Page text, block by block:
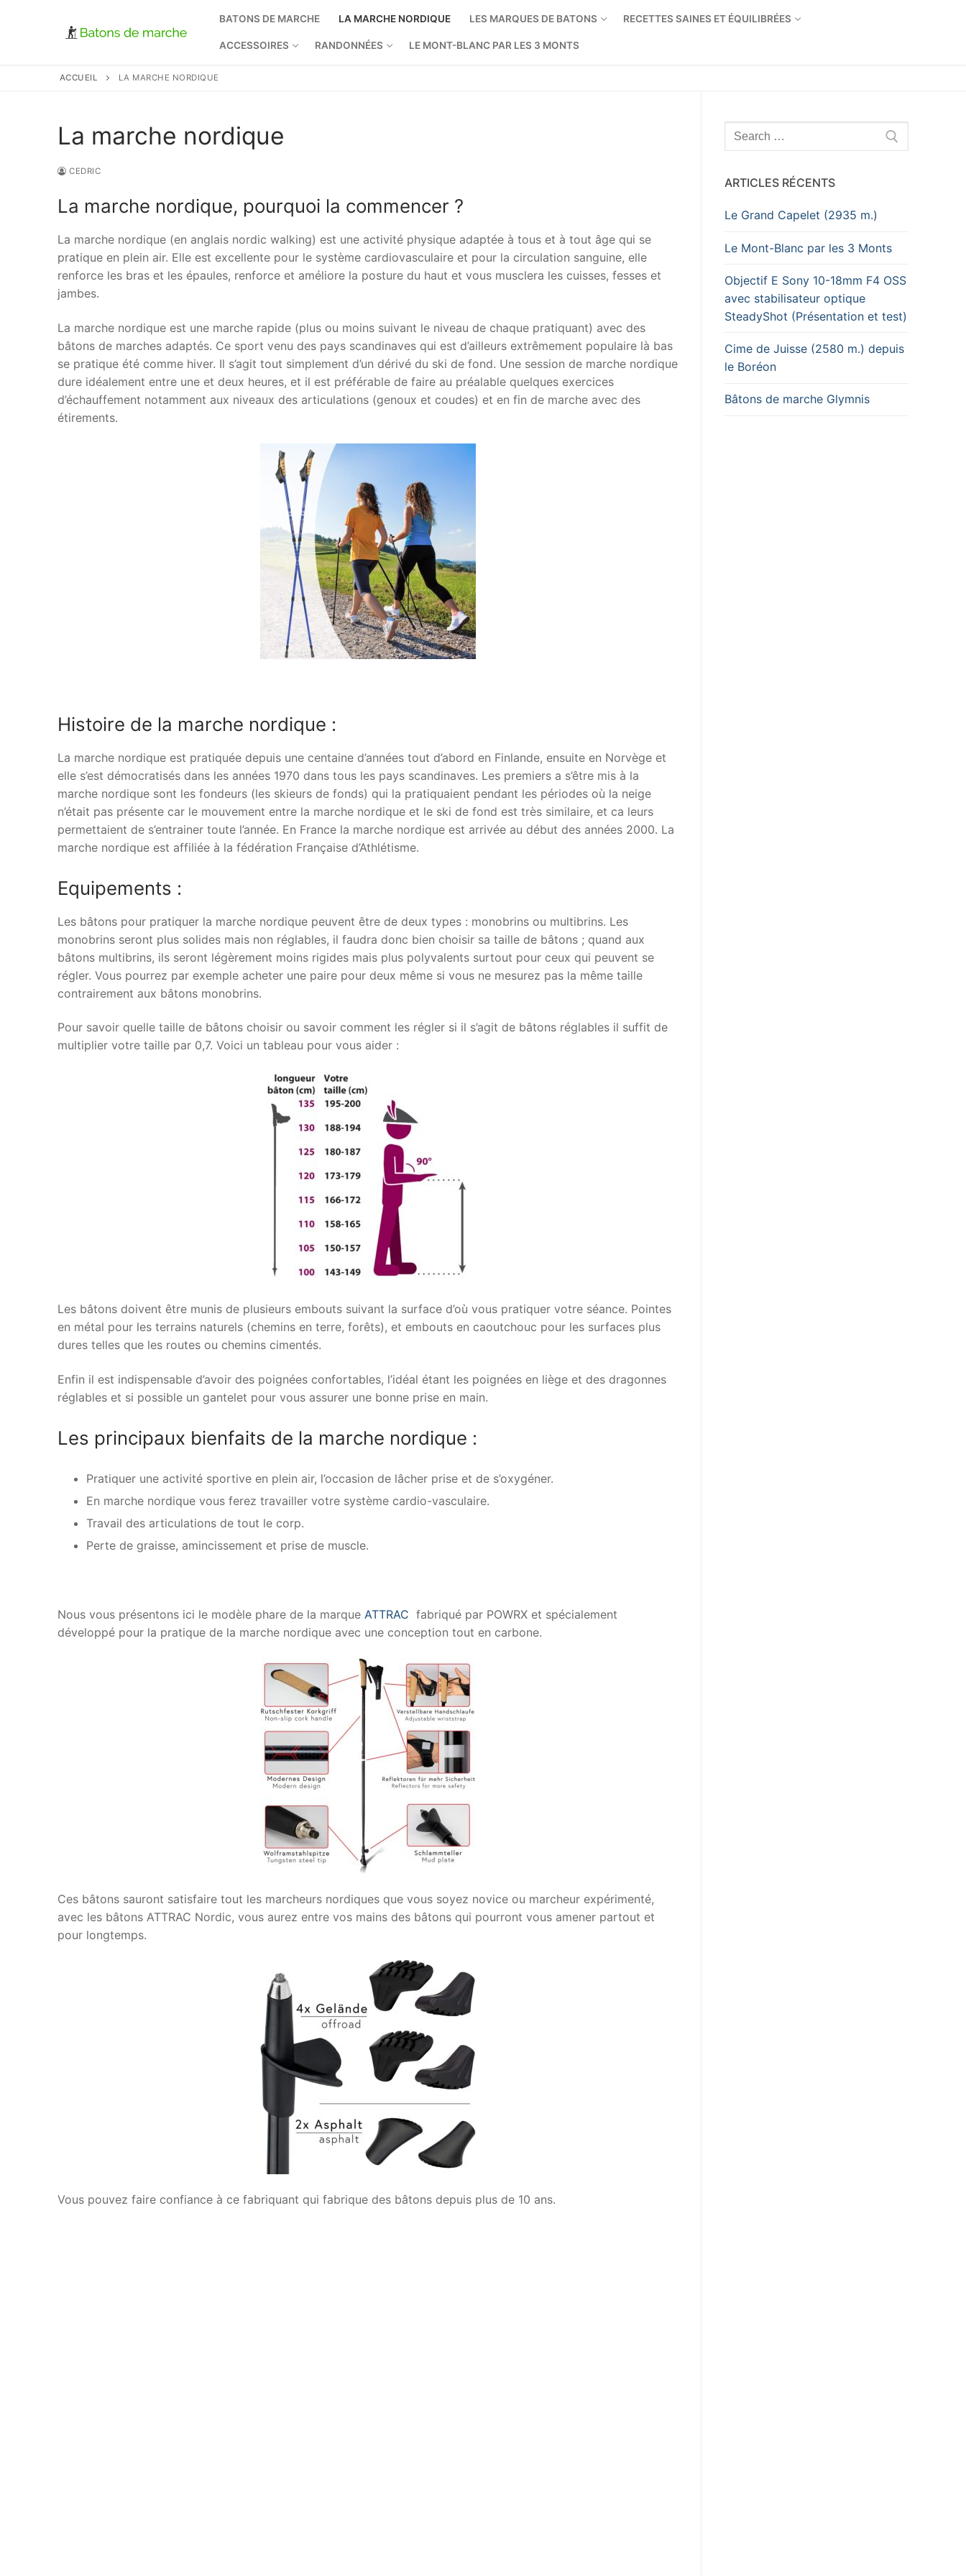
BATONS DE MARCHE LA MARCHE NORDIQUE LES MARQUES DE BATONS RECETTES SAINES ET ÉQUILIBRÉES
ACCESSOIRES RANDONNÉES LE MONT-BLANC PAR LES 3 MONTS
ACCUEIL LA MARCHE NORDIQUE
La marche nordique
CEDRIC
La marche nordique, pourquoi la commencer ?
La marche nordique (en anglais nordic walking) est une activité physique adaptée à tous et à tout âge qui se
pratique en plein air. Elle est excellente pour le système cardiovasculaire et pour la circulation sanguine, elle
renforce les bras et les épaules, renforce et améliore la posture du haut et vous musclera les cuisses, fesses et
jambes.
La marche nordique est une marche rapide (plus ou moins suivant le niveau de chaque pratiquant) avec des
bâtons de marches adaptés. Ce sport venu des pays scandinaves qui est d’ailleurs extrêmement populaire là bas
se pratique été comme hiver. Il s’agit tout simplement d’un dérivé du ski de fond. Une session de marche nordique
dure idéalement entre une et deux heures, et il est préférable de faire au préalable quelques exercices
d’échauffement notamment aux niveaux des articulations (genoux et coudes) et en fin de marche avec des
étirements.
Histoire de la marche nordique :
La marche nordique est pratiquée depuis une centaine d’années tout d’abord en Finlande, ensuite en Norvège et
elle s’est démocratisés dans les années 1970 dans tous les pays scandinaves. Les premiers a s’être mis à la
marche nordique sont les fondeurs (les skieurs de fonds) qui la pratiquaient pendant les périodes où la neige
n’était pas présente car le mouvement entre la marche nordique et le ski de fond est très similaire, et ca leurs
permettaient de s’entrainer toute l’année. En France la marche nordique est arrivée au début des années 2000. La
marche nordique est affiliée à la fédération Française d’Athlétisme.
Equipements :
Les bâtons pour pratiquer la marche nordique peuvent être de deux types : monobrins ou multibrins. Les
monobrins seront plus solides mais non réglables, il faudra donc bien choisir sa taille de bâtons ; quand aux
bâtons multibrins, ils seront légèrement moins rigides mais plus polyvalents surtout pour ceux qui peuvent se
régler. Vous pourrez par exemple acheter une paire pour deux même si vous ne mesurez pas la même taille
contrairement aux bâtons monobrins.
Pour savoir quelle taille de bâtons choisir ou savoir comment les régler si il s’agit de bâtons réglables il suffit de
multiplier votre taille par 0,7. Voici un tableau pour vous aider :
Les bâtons doivent être munis de plusieurs embouts suivant la surface d’où vous pratiquer votre séance. Pointes
en métal pour les terrains naturels (chemins en terre, forêts), et embouts en caoutchouc pour les surfaces plus
dures telles que les routes ou chemins cimentés.
Enfin il est indispensable d’avoir des poignées confortables, l’idéal étant les poignées en liège et des dragonnes
réglables et si possible un gantelet pour vous assurer une bonne prise en main.
Les principaux bienfaits de la marche nordique :
Pratiquer une activité sportive en plein air, l’occasion de lâcher prise et de s’oxygéner.
En marche nordique vous ferez travailler votre système cardio-vasculaire.
Travail des articulations de tout le corp.
Perte de graisse, amincissement et prise de muscle.
Nous vous présentons ici le modèle phare de la marque ATTRAC fabriqué par POWRX et spécialement
développé pour la pratique de la marche nordique avec une conception tout en carbone.
Ces bâtons sauront satisfaire tout les marcheurs nordiques que vous soyez novice ou marcheur expérimenté,
avec les bâtons ATTRAC Nordic, vous aurez entre vos mains des bâtons qui pourront vous amener partout et
pour longtemps.
Vous pouvez faire confiance à ce fabriquant qui fabrique des bâtons depuis plus de 10 ans.
Rechercher
:
ARTICLES RÉCENTS
Le Grand Capelet (2935 m.)
Le Mont-Blanc par les 3 Monts
Objectif E Sony 10-18mm F4 OSS
avec stabilisateur optique
SteadyShot (Présentation et test)
Cime de Juisse (2580 m.) depuis
le Boréon
Bâtons de marche Glymnis